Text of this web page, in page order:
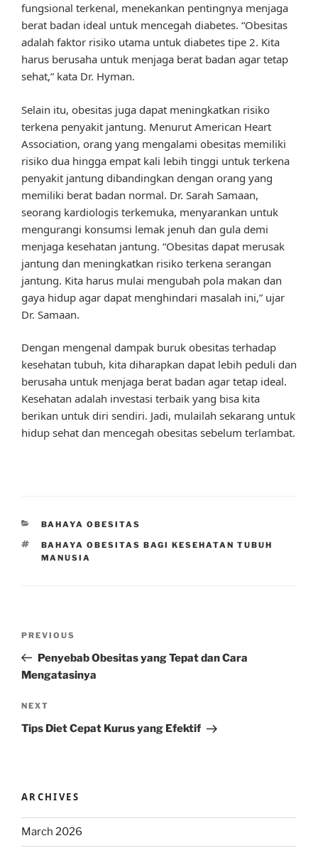
fungsional terkenal, menekankan pentingnya menjaga
berat badan ideal untuk mencegah diabetes. “Obesitas
adalah faktor risiko utama untuk diabetes tipe 2. Kita
harus berusaha untuk menjaga berat badan agar tetap
sehat,” kata Dr. Hyman.
Selain itu, obesitas juga dapat meningkatkan risiko
terkena penyakit jantung. Menurut American Heart
Association, orang yang mengalami obesitas memiliki
risiko dua hingga empat kali lebih tinggi untuk terkena
penyakit jantung dibandingkan dengan orang yang
memiliki berat badan normal. Dr. Sarah Samaan,
seorang kardiologis terkemuka, menyarankan untuk
mengurangi konsumsi lemak jenuh dan gula demi
menjaga kesehatan jantung. “Obesitas dapat merusak
jantung dan meningkatkan risiko terkena serangan
jantung. Kita harus mulai mengubah pola makan dan
gaya hidup agar dapat menghindari masalah ini,” ujar
Dr. Samaan.
Dengan mengenal dampak buruk obesitas terhadap
kesehatan tubuh, kita diharapkan dapat lebih peduli dan
berusaha untuk menjaga berat badan agar tetap ideal.
Kesehatan adalah investasi terbaik yang bisa kita
berikan untuk diri sendiri. Jadi, mulailah sekarang untuk
hidup sehat dan mencegah obesitas sebelum terlambat.
CATEGORIES
BAHAYA OBESITAS
TAGS
BAHAYA OBESITAS BAGI KESEHATAN TUBUH
MANUSIA
Previous
Post
PREVIOUS
Penyebab Obesitas yang Tepat dan Cara
Mengatasinya
Next
Post
NEXT
Tips Diet Cepat Kurus yang Efektif
ARCHIVES
March 2026